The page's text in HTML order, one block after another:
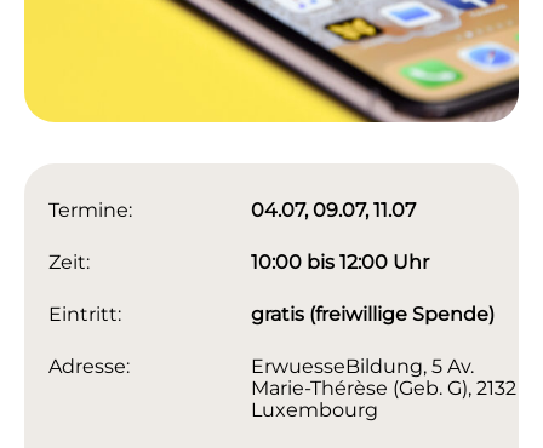
Termine: 04.07, 09.07, 11.07
Zeit: 10:00 bis 12:00 Uhr
Eintritt: gratis (freiwillige Spende)
Adresse:
ErwuesseBildung, 5 Av.
Marie-Thérèse (Geb. G), 2132
Luxembourg